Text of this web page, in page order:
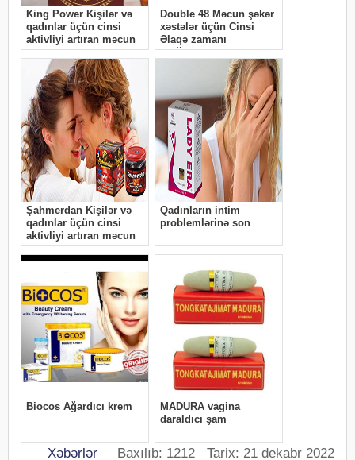
Xəbərlər Baxılıb: 1212 Tarix: 21 dekabr 2022